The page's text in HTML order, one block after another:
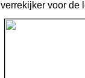
verrekijker voor de